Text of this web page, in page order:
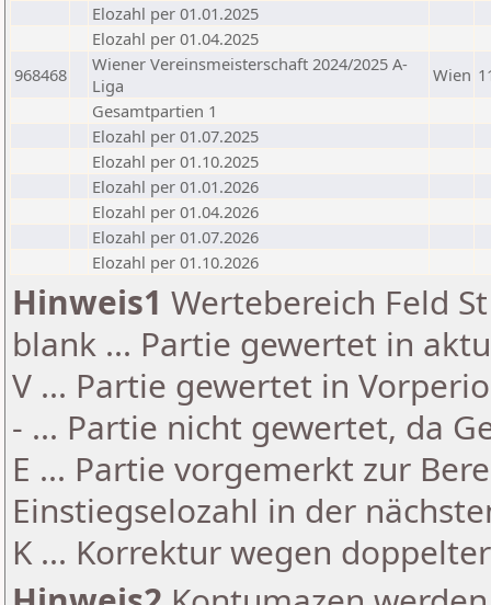
Elozahl per 01.01.2025
Elozahl per 01.04.2025
968468
Wiener Vereinsmeisterschaft 2024/2025 A-
Liga
Wien
Gesamtpartien 1
Elozahl per 01.07.2025
Elozahl per 01.10.2025
Elozahl per 01.01.2026
Elozahl per 01.04.2026
Elozahl per 01.07.2026
Elozahl per 01.10.2026
Hinweis1 Wertebereich Feld
blank ... Partie gewertet in
V ... Partie gewertet in
- ... Partie nicht gewertet, da
E ... Partie vorgemerkt zur
Einstiegselozahl in der
K ... Korrektur wegen